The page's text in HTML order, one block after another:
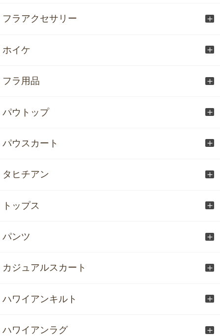
フラアクセサリー
ホイケ
フラ用品
パウトップ
パウスカート
タヒチアン
トップス
パンツ
カジュアルスカート
ハワイアンキルト
ハワイアンラグ